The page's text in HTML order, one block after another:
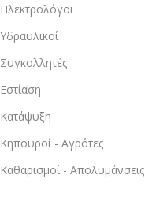
Ηλεκτρολόγοι
Υδραυλικοί
Συγκολλητές
Εστίαση
Κατάψυξη
Κηπουροί - Αγρότες
Καθαρισμοί - Απολυμάνσεις